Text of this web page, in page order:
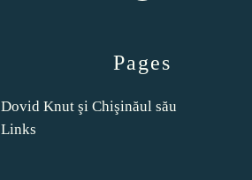
Pages
Dovid Knut şi Chişinăul său
Links